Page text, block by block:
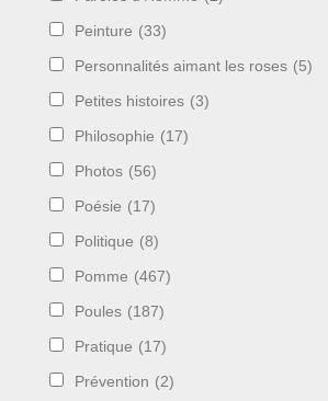
Peinture (33)
Personnalités aimant les roses (5)
Petites histoires (3)
Philosophie (17)
Photos (56)
Poésie (17)
Politique (8)
Pomme (467)
Poules (187)
Pratique (17)
Prévention (2)